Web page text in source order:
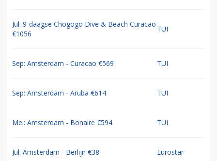
Jul: 9-daagse Chogogo Dive & Beach Curacao
€1056
TUI
Sep: Amsterdam - Curacao €569 TUI
Sep: Amsterdam - Aruba €614 TUI
Mei: Amsterdam - Bonaire €594 TUI
Jul: Amsterdam - Berlijn €38 Eurostar